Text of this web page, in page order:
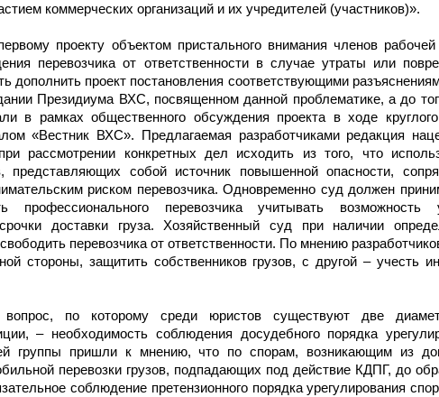
коммерческих организаций и их учредителей (участников)».
проекту объектом пристального внимания членов рабочей
перевозчика от ответственности в случае утраты или
дополнить проект постановления соответствующими
Президиума ВХС, посвященном данной проблематике, а до
в рамках общественного обсуждения проекта в ходе
«Вестник ВХС». Предлагаемая разработчиками редакция
рассмотрении конкретных дел исходить из того, что
представляющих собой источник повышенной опасности,
риском перевозчика. Одновременно суд должен
профессионального перевозчика учитывать возможность
доставки груза. Хозяйственный суд при наличии
перевозчика от ответственности. По мнению
стороны, защитить собственников грузов, с другой – учесть
по которому среди юристов существуют две
– необходимость соблюдения досудебного порядка
группы пришли к мнению, что по спорам, возникающим из
перевозки грузов, подпадающих под действие КДПГ, до
соблюдение претензионного порядка урегулирования